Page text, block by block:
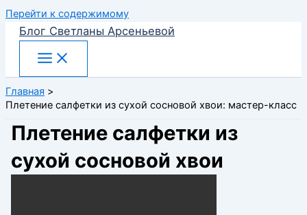
Перейти к содержимому
Блог Светланы Арсеньевой
Главная
Плетение салфетки из сухой сосновой хвои: мастер-класс
Плетение салфетки из
сухой сосновой хвои